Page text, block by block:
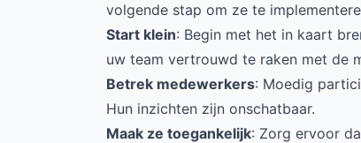
volgende stap om ze te
Start klein: Begin met het in kaart
uw team vertrouwd te raken met de
Betrek medewerkers: Moedig
Hun inzichten zijn onschatbaar.
Maak ze toegankelijk: Zorg ervoor